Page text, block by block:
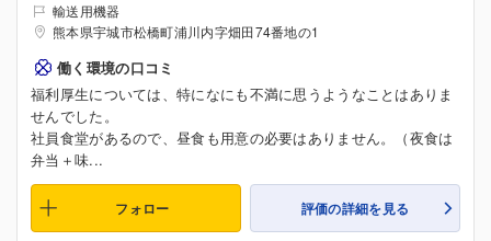
輸送用機器
熊本県宇城市松橋町浦川内字畑田74番地の1
働く環境の口コミ
福利厚生については、特になにも不満に思うようなことはありま
せんでした。
社員食堂があるので、昼食も用意の必要はありません。（夜食は
弁当＋味...
フォロー 評価の詳細を見る